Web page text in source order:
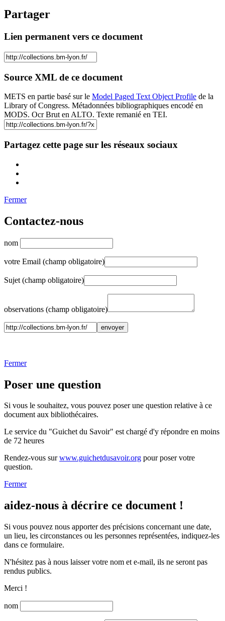
Partager
Lien permanent vers ce document
Source XML de ce document
METS en partie basé sur le Model Paged Text Object Profile de la
Library of Congress. Métadonnées bibliographiques encodé en
MODS. Ocr Brut en ALTO. Texte remanié en TEI.
Partagez cette page sur les réseaux sociaux
Fermer
Contactez-nous
nom
votre Email (champ obligatoire)
Sujet (champ obligatoire)
observations (champ obligatoire)
Fermer
Poser une question
Si vous le souhaitez, vous pouvez poser une question relative à ce
document aux bibliothécaires.
Le service du "Guichet du Savoir" est chargé d'y répondre en moins
de 72 heures
Rendez-vous surwww.guichetdusavoir.org pour poser votre
question.
Fermer
aidez-nous à décrire ce document !
Si vous pouvez nous apporter des précisions concernant une date,
un lieu, les circonstances ou les personnes représentées, indiquez-les
dans ce formulaire.
N'hésitez pas à nous laisser votre nom et e-mail, ils ne seront pas
rendus publics.
Merci !
nom